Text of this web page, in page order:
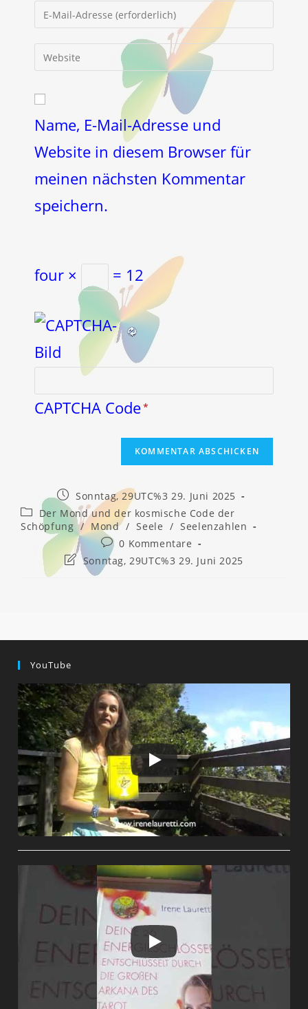
oder
Kommentieren
deine
E-
Mail-
zum
ein
deine
URL
ein
(optional)
Name, E-Mail-Adresse und
Website in diesem Browser für
meinen nächsten Kommentar
speichern.
four × = 12
CAPTCHA Code*
Beitrag
veröffentlicht:
Sonntag, 29UTC%3 29. Juni 2025
Beitrags-
Kategorie:
Der Mond und der kosmische Code der
Schöpfung / Mond / Seele / Seelenzahlen
Beitrags-
Kommentare:
0 Kommentare
Beitrag
zuletzt
Sonntag, 29UTC%3 29. Juni 2025
YouTube